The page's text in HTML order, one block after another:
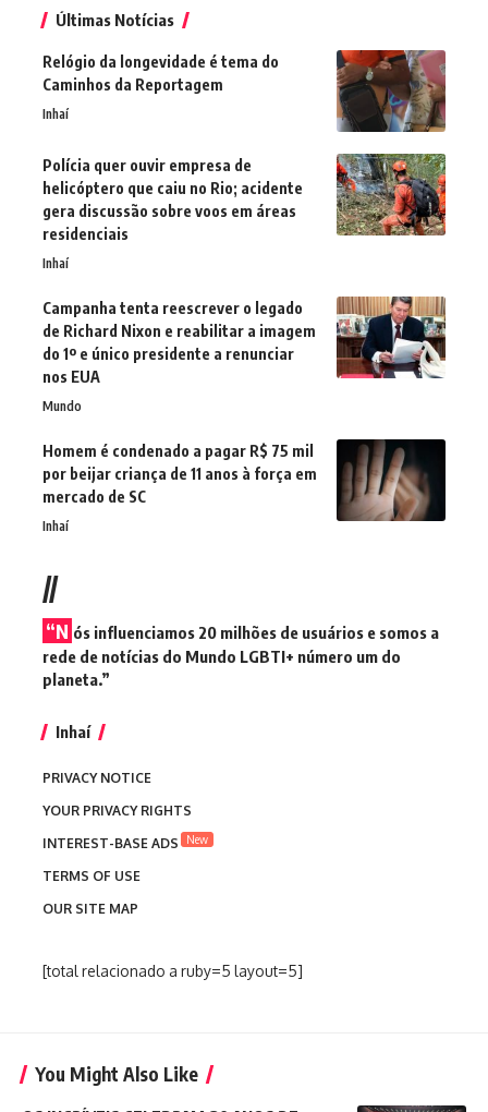
Últimas Notícias
Relógio da longevidade é tema do
Caminhos da Reportagem
Inhaí
Polícia quer ouvir empresa de
helicóptero que caiu no Rio; acidente
gera discussão sobre voos em áreas
residenciais
Inhaí
Campanha tenta reescrever o legado
de Richard Nixon e reabilitar a imagem
do 1º e único presidente a renunciar
nos EUA
Mundo
Homem é condenado a pagar R$ 75 mil
por beijar criança de 11 anos à força em
mercado de SC
Inhaí
//
“N ós influenciamos 20 milhões de usuários e somos a
rede de notícias do Mundo LGBTI+ número um do
planeta.”
Inhaí
PRIVACY NOTICE
YOUR PRIVACY RIGHTS
INTEREST-BASE ADS
New
TERMS OF USE
OUR SITE MAP
[total relacionado a ruby=5 layout=5]
You Might Also Like